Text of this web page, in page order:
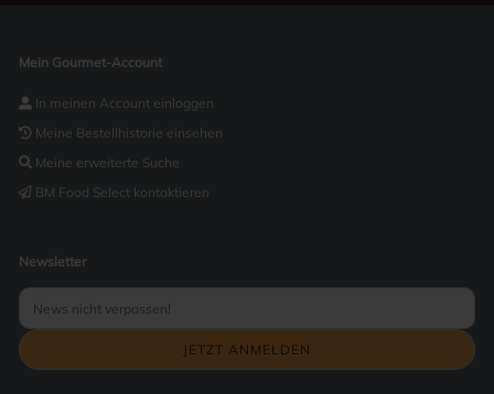
Mein Gourmet-Account
In meinen Account einloggen
Meine Bestellhistorie einsehen
Meine erweiterte Suche
BM Food Select kontaktieren
Newsletter